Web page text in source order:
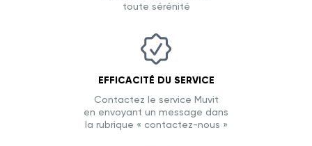
toute sérénité
EFFICACITÉ DU SERVICE
Contactez le service Muvit
en envoyant un message dans
la rubrique « contactez-nous »